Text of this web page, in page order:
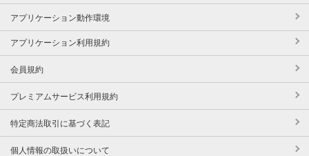
アプリケーション動作環境
アプリケーション利用規約
会員規約
プレミアムサービス利用規約
特定商法取引に基づく表記
個人情報の取扱いについて